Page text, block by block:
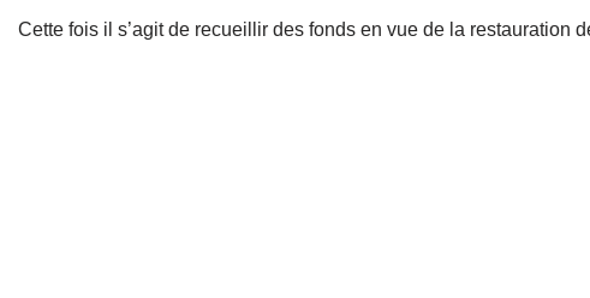
Cette fois il s’agit de recueillir des fonds en vue de la restauration